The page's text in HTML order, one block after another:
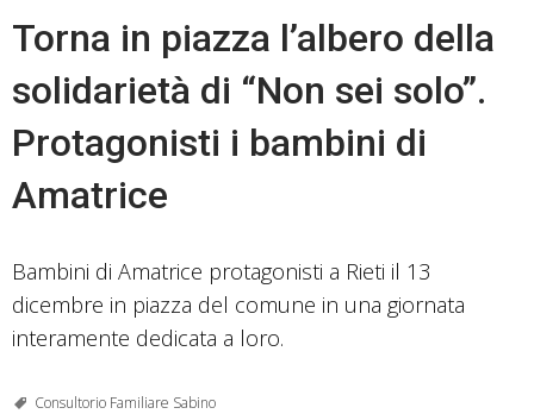
Mariano
Vittori
bambini
Torna in piazza l’albero della
solidarietà di “Non sei solo”.
Protagonisti i bambini di
Amatrice
Bambini di Amatrice protagonisti a Rieti il 13
dicembre in piazza del comune in una giornata
interamente dedicata a loro.
Consultorio Familiare Sabino